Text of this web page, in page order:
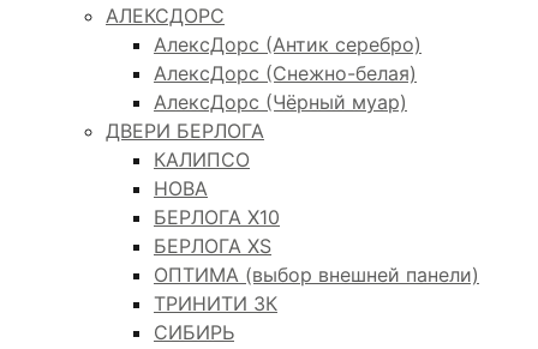
АЛЕКСДОРС
АлексДорс (Антик серебро)
АлексДорс (Снежно-белая)
АлексДорс (Чёрный муар)
ДВЕРИ БЕРЛОГА
КАЛИПСО
НОВА
БЕРЛОГА Х10
БЕРЛОГА XS
ОПТИМА (выбор внешней панели)
ТРИНИТИ 3К
СИБИРЬ